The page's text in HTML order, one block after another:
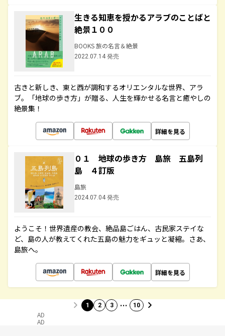
生きる知恵を授かるアラブのことばと
絶景１００
BOOKS 旅の名言＆絶景
2022.07.14 発売
古きと新しき、東と西が調和するオリエンタルな世界、アラ
ブ。「地球の歩き方」が贈る、人生を輝かせる名言と癒やしの
絶景集！
詳細を見る
０１ 地球の歩き方 島旅 五島列
島 ４訂版
島旅
2024.07.04 発売
ようこそ！世界遺産の教会、絶品島ごはん、古民家ステイな
ど、島の人が教えてくれた五島の魅力をギュッと凝縮。さあ、
島旅へ。
詳細を見る
1 2 3 … 10
AD
AD